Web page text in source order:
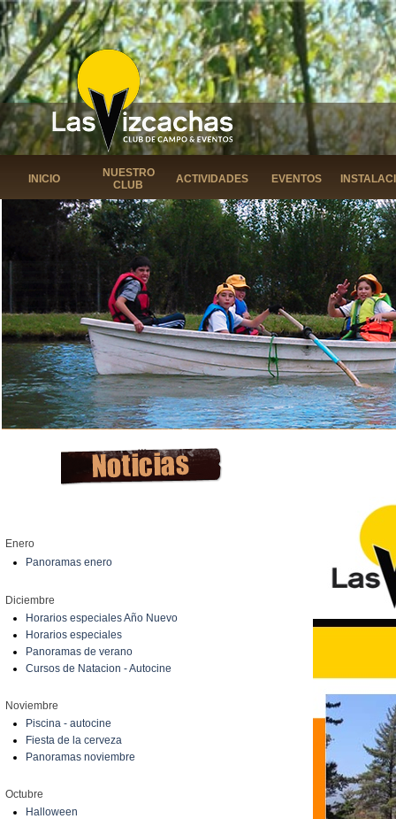
INICIO
NUESTRO
CLUB
ACTIVIDADES EVENTOS
Enero
Panoramas enero
Diciembre
Horarios especiales Año Nuevo
Horarios especiales
Panoramas de verano
Cursos de Natacion - Autocine
Noviembre
Piscina - autocine
Fiesta de la cerveza
Panoramas noviembre
Octubre
Halloween